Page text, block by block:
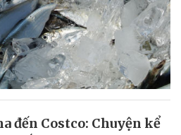
đến Costco: Chuyện kể